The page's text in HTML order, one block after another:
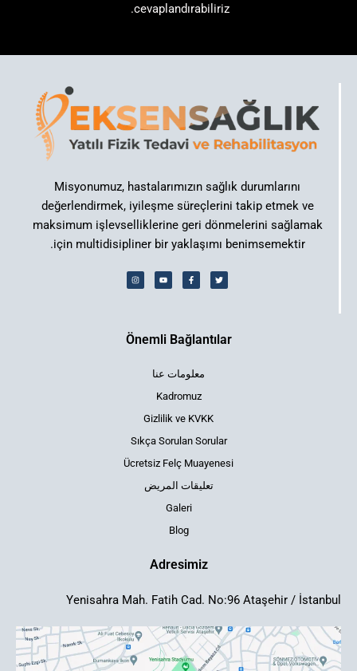
cevaplandırabiliriz.
Misyonumuz, hastalarımızın sağlık durumlarını
değerlendirmek, iyileşme süreçlerini takip etmek ve
maksimum işlevselliklerine geri dönmelerini sağlamak
için multidisipliner bir yaklaşımı benimsemektir.
Önemli Bağlantılar
معلومات عنا
Kadromuz
Gizlilik ve KVKK
Sıkça Sorulan Sorular
Ücretsiz Felç Muayenesi
تعليقات المريض
Galeri
Blog
Adresimiz
Yenisahra Mah. Fatih Cad. No:96 Ataşehir / İstanbul